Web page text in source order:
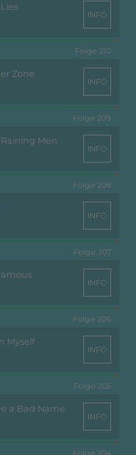
INFO
Folge 210
Zone
INFO
Folge 209
Raining Men
INFO
Folge 208
INFO
Folge 207
INFO
Folge 206
Myself
INFO
Folge 205
a Bad Name
INFO
Folge 204